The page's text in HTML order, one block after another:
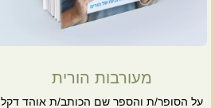
מעורבות הורית
על הסופר/ת והספר שם הכותב/ת אוהד דקל